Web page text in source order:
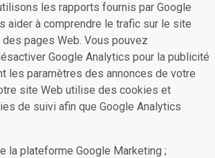
les rapports fournis par Google
aider à comprendre le trafic sur le site
pages Web. Vous pouvez
Google Analytics pour la publicité
les paramètres des annonces de votre
site Web utilise des cookies et
de suivi afin que Google Analytics
la plateforme Google Marketing ;